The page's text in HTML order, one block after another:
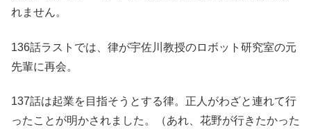
れません。
136話ラストでは、律が宇佐川教授のロボット研究室の元
先輩に再会。
137話は起業を目指そうとする律。正人がわざと連れて行
ったことが明かされました。（あれ、花野が行きたかった